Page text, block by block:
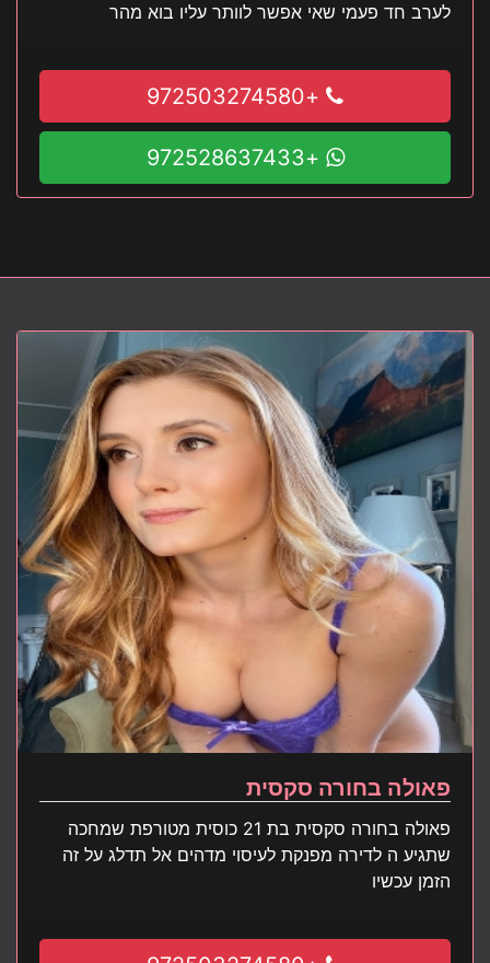
לערב חד פעמי שאי אפשר לוותר עליו בוא מהר
+972503274580
+972528637433
פאולה בחורה סקסית
פאולה בחורה סקסית בת 21 כוסית מטורפת שמחכה
שתגיע ה לדירה מפנקת לעיסוי מדהים אל תדלג על זה
הזמן עכשיו